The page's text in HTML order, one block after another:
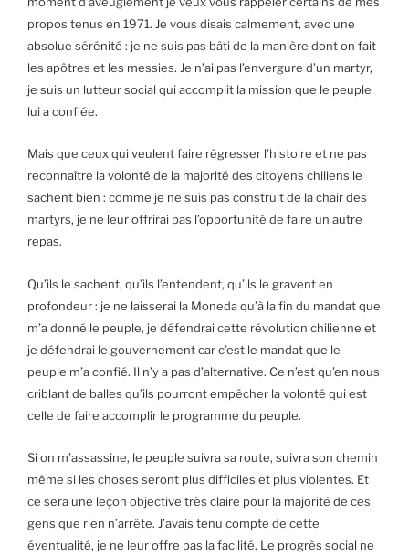
propos tenus en 1971. Je vous disais calmement, avec une
absolue sérénité : je ne suis pas bâti de la manière dont on fait
les apôtres et les messies. Je n’ai pas l’envergure d’un martyr,
je suis un lutteur social qui accomplit la mission que le peuple
lui a confiée.
Mais que ceux qui veulent faire régresser l’histoire et ne pas
reconnaître la volonté de la majorité des citoyens chiliens le
sachent bien : comme je ne suis pas construit de la chair des
martyrs, je ne leur offrirai pas l’opportunité de faire un autre
repas.
Qu’ils le sachent, qu’ils l’entendent, qu’ils le gravent en
profondeur : je ne laisserai la Moneda qu’à la fin du mandat que
m’a donné le peuple, je défendrai cette révolution chilienne et
je défendrai le gouvernement car c’est le mandat que le
peuple m’a confié. Il n’y a pas d’alternative. Ce n’est qu’en nous
criblant de balles qu’ils pourront empêcher la volonté qui est
celle de faire accomplir le programme du peuple.
Si on m’assassine, le peuple suivra sa route, suivra son chemin
même si les choses seront plus difficiles et plus violentes. Et
ce sera une leçon objective très claire pour la majorité de ces
gens que rien n’arrête. J’avais tenu compte de cette
éventualité, je ne leur offre pas la facilité. Le progrès social ne